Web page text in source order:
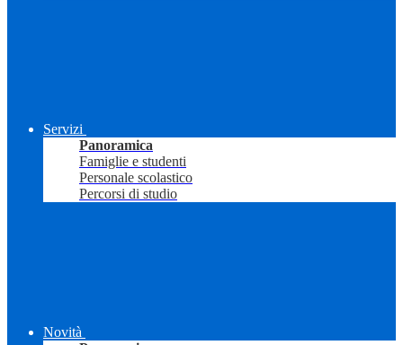
Servizi
Panoramica
Famiglie e studenti
Personale scolastico
Percorsi di studio
Novità